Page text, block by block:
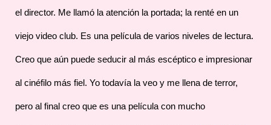
el director. Me llamó la atención la portada; la renté en un
viejo video club. Es una película de varios niveles de lectura.
Creo que aún puede seducir al más escéptico e impresionar
al cinéfilo más fiel. Yo todavía la veo y me llena de terror,
pero al final creo que es una película con mucho